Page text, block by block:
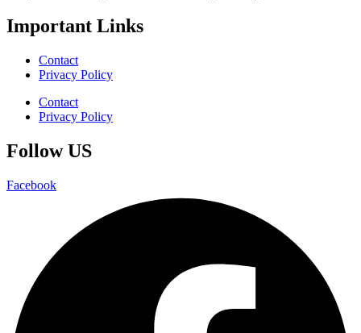
Important Links
Contact
Privacy Policy
Contact
Privacy Policy
Follow US
Facebook